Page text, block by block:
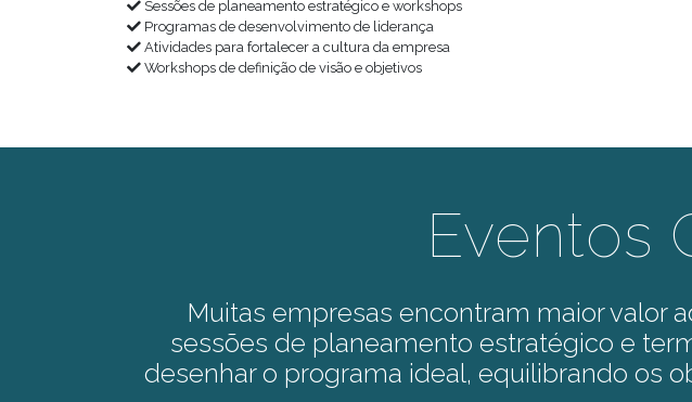
Sessões de planeamento estratégico e workshops
Programas de desenvolvimento de liderança
Atividades para fortalecer a cultura da empresa
Workshops de definição de visão e objetivos
Eventos
Muitas empresas encontram maior valor
sessões de planeamento estratégico e
desenhar o programa ideal, equilibrando os